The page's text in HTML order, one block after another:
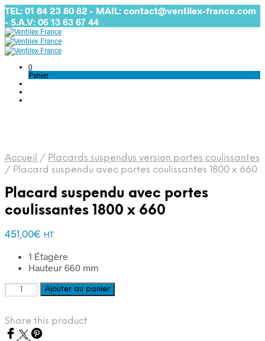
TEL: 01 84 23 80 82 - MAIL: contact@ventilex-france.com
- S.A.V: 06 13 63 67 44
0
Panier
Accueil / Placards suspendus version portes coulissantes
/ Placard suspendu avec portes coulissantes 1800 x 660
Placard suspendu avec portes
coulissantes 1800 x 660
451,00€ HT
1 Étagère
Hauteur 660 mm
quantité
de
suspendu
avec
Ajouter au panier
Share this product